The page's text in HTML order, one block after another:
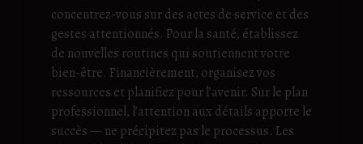
concentrez-vous sur des actes de service et des
gestes attentionnés. Pour la santé, établissez
de nouvelles routines qui soutiennent votre
bien-être. Financièrement, organisez vos
ressources et planifiez pour l’avenir. Sur le plan
professionnel, l’attention aux détails apporte le
succès — ne précipitez pas le processus. Les